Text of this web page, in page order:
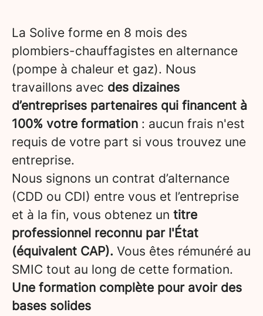
La Solive forme en 8 mois des
plombiers-chauffagistes en alternance
(pompe à chaleur et gaz). Nous
travaillons avec des dizaines
d’entreprises partenaires qui financent à
100% votre formation : aucun frais n'est
requis de votre part si vous trouvez une
entreprise.
Nous signons un contrat d’alternance
(CDD ou CDI) entre vous et l’entreprise
et à la fin, vous obtenez un titre
professionnel reconnu par l'État
(équivalent CAP). Vous êtes rémunéré au
SMIC tout au long de cette formation.
Une formation complète pour avoir des
bases solides